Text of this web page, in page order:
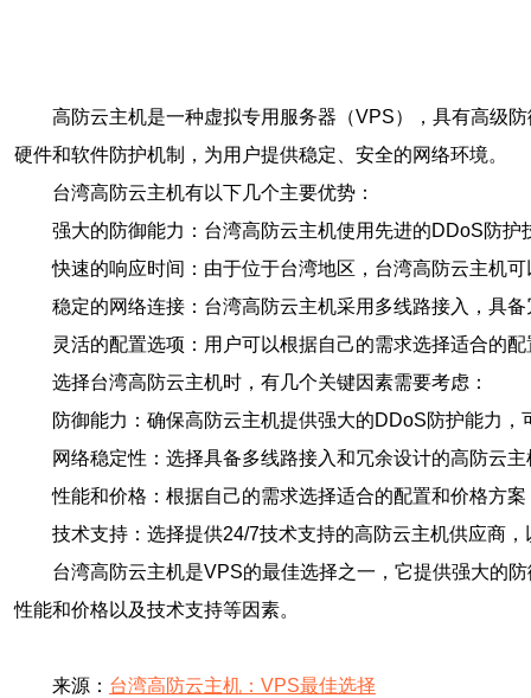
高防云主机是一种虚拟专用服务器（VPS），具有高级
硬件和软件防护机制，为用户提供稳定、安全的网络环境。
台湾高防云主机有以下几个主要优势：
强大的防御能力：台湾高防云主机使用先进的DDoS防
快速的响应时间：由于位于台湾地区，台湾高防云主机
稳定的网络连接：台湾高防云主机采用多线路接入，具
灵活的配置选项：用户可以根据自己的需求选择适合的
选择台湾高防云主机时，有几个关键因素需要考虑：
防御能力：确保高防云主机提供强大的DDoS防护能力
网络稳定性：选择具备多线路接入和冗余设计的高防云
性能和价格：根据自己的需求选择适合的配置和价格方
技术支持：选择提供24/7技术支持的高防云主机供应商
台湾高防云主机是VPS的最佳选择之一，它提供强大的
性能和价格以及技术支持等因素。
来源： 台湾高防云主机：VPS最佳选择